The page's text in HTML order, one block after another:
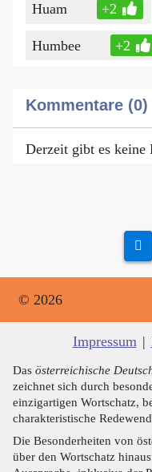
Huam +2
Humbee +2
Kommentare (0)
Derzeit gibt es keine
© 2026
Impressum |
Das österreichische
zeichnet sich durch
einzigartigen Wortschatz,
charakteristische
Die Besonderheiten von
über den Wortschatz